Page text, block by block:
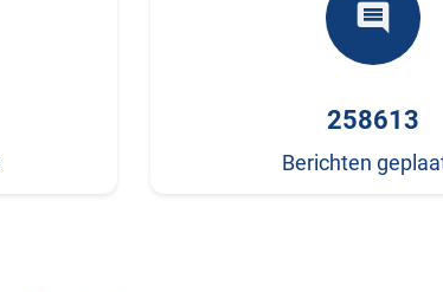
comment
258613
Berichten